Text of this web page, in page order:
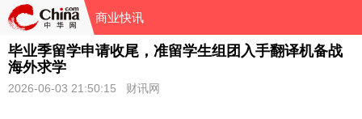
商业快讯
毕业季留学申请收尾，准留学生组团入手翻译机备战
海外求学
2026-06-03 21:50:15 财讯网